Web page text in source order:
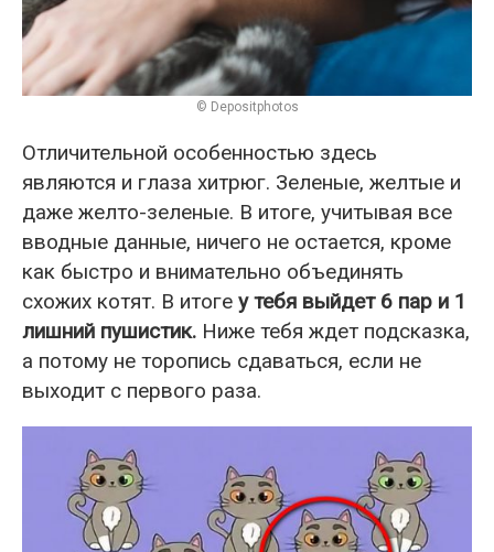
© Depositphotos
Отличительной особенностью здесь
являются и глаза хитрюг. Зеленые, желтые и
даже желто-зеленые. В итоге, учитывая все
вводные данные, ничего не остается, кроме
как быстро и внимательно объединять
схожих котят. В итоге у тебя выйдет 6 пар и 1
лишний пушистик. Ниже тебя ждет подсказка,
а потому не торопись сдаваться, если не
выходит с первого раза.